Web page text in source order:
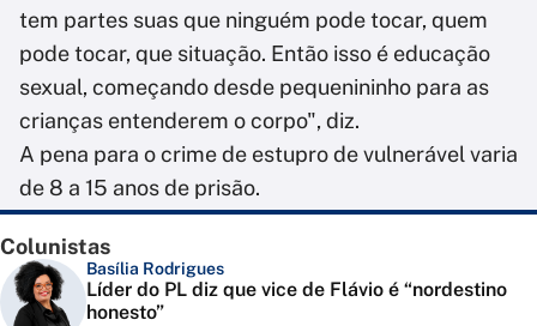
tem partes suas que ninguém pode tocar, quem
pode tocar, que situação. Então isso é educação
sexual, começando desde pequenininho para as
crianças entenderem o corpo", diz.
A pena para o crime de estupro de vulnerável varia
de 8 a 15 anos de prisão.
Colunistas
Basília Rodrigues
Líder do PL diz que vice de Flávio é “nordestino
honesto”